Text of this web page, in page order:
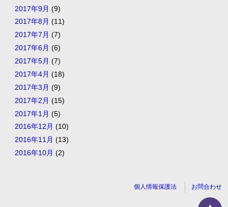
2017年9月 (9)
2017年8月 (11)
2017年7月 (7)
2017年6月 (6)
2017年5月 (7)
2017年4月 (18)
2017年3月 (9)
2017年2月 (15)
2017年1月 (5)
2016年12月 (10)
2016年11月 (13)
2016年10月 (2)
個人情報保護法 お問合わせ